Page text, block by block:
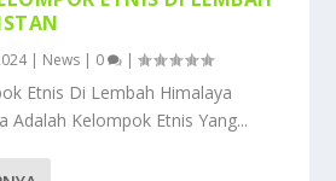
| News | 0 |
Etnis Di Lembah Himalaya
Adalah Kelompok Etnis Yang...